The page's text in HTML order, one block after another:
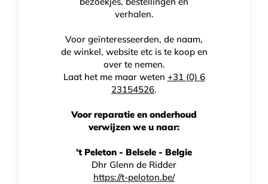
verhalen.
Voor geïnteresseerden, de naam,
de winkel, website etc is te koop en
over te nemen.
Laat het me maar weten +31 (0) 6
23154526.
Voor reparatie en onderhoud
verwijzen we u naar:
’t Peleton - Belsele - Belgie
Dhr Glenn de Ridder
https://t-peloton.be/
DT Swiss PR 1600 DI Cut 21